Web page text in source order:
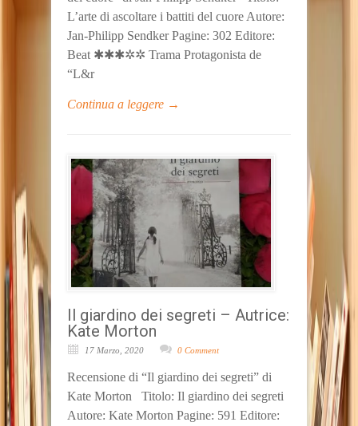
L’arte di ascoltare i battiti del cuore Autore:
Jan-Philipp Sendker Pagine: 302 Editore:
Beat ✱✱✱✲✲ Trama Protagonista de
“L&r
Continua a leggere →
Il giardino dei segreti – Autrice:
Kate Morton
17 Marzo, 2020 0 Comment
Recensione di “Il giardino dei segreti” di
Kate Morton Titolo: Il giardino dei segreti
Autore: Kate Morton Pagine: 591 Editore: